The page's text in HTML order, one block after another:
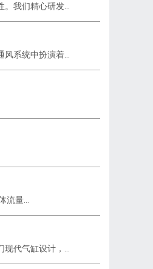
我们精心研发...
系统中扮演着...
量...
代气缸设计，...